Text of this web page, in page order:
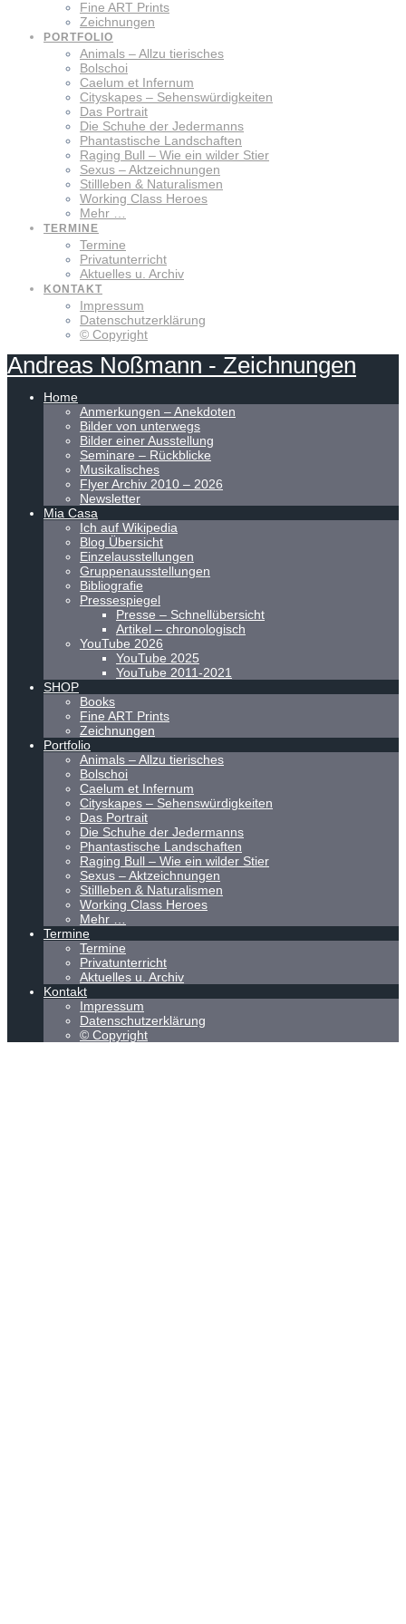
Fine ART Prints
Zeichnungen
PORTFOLIO
Animals – Allzu tierisches
Bolschoi
Caelum et Infernum
Cityskapes – Sehenswürdigkeiten
Das Portrait
Die Schuhe der Jedermanns
Phantastische Landschaften
Raging Bull – Wie ein wilder Stier
Sexus – Aktzeichnungen
Stillleben & Naturalismen
Working Class Heroes
Mehr …
TERMINE
Termine
Privatunterricht
Aktuelles u. Archiv
KONTAKT
Impressum
Datenschutzerklärung
© Copyright
Andreas Noßmann - Zeichnungen
Home
Anmerkungen – Anekdoten
Bilder von unterwegs
Bilder einer Ausstellung
Seminare – Rückblicke
Musikalisches
Flyer Archiv 2010 – 2026
Newsletter
Mia Casa
Ich auf Wikipedia
Blog Übersicht
Einzelausstellungen
Gruppenausstellungen
Bibliografie
Pressespiegel
Presse – Schnellübersicht
Artikel – chronologisch
YouTube 2026
YouTube 2025
YouTube 2011-2021
SHOP
Books
Fine ART Prints
Zeichnungen
Portfolio
Animals – Allzu tierisches
Bolschoi
Caelum et Infernum
Cityskapes – Sehenswürdigkeiten
Das Portrait
Die Schuhe der Jedermanns
Phantastische Landschaften
Raging Bull – Wie ein wilder Stier
Sexus – Aktzeichnungen
Stillleben & Naturalismen
Working Class Heroes
Mehr …
Termine
Termine
Privatunterricht
Aktuelles u. Archiv
Kontakt
Impressum
Datenschutzerklärung
© Copyright